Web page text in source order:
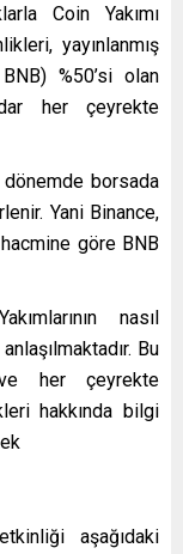
Coin Yakımı
yayınlanmış
%50’si olan
her çeyrekte
dönemde borsada
Yani Binance,
göre BNB
nasıl
Bu
her çeyrekte
hakkında bilgi
aşağıdaki